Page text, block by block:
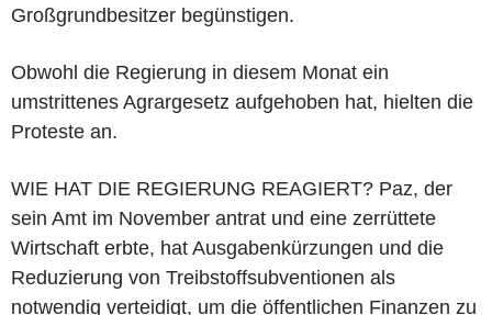
Großgrundbesitzer begünstigen.
Obwohl die Regierung in diesem Monat ein
umstrittenes Agrargesetz aufgehoben hat, hielten die
Proteste an.
WIE HAT DIE REGIERUNG REAGIERT? Paz, der
sein Amt im November antrat und eine zerrüttete
Wirtschaft erbte, hat Ausgabenkürzungen und die
Reduzierung von Treibstoffsubventionen als
notwendig verteidigt, um die öffentlichen Finanzen zu